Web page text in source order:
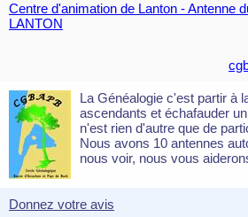
Centre d'animation de Lanton - Antenne
LANTON
La Généalogie c'est partir à
ascendants et échafauder
n'est rien d'autre que de
Nous avons 10 antennes
nous voir, nous vous
Donnez votre avis